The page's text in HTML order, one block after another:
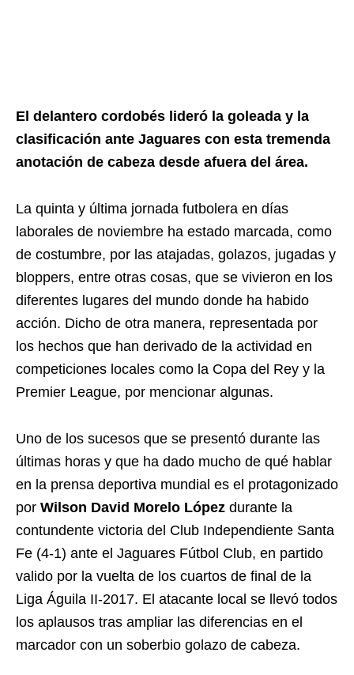
El delantero cordobés lideró la goleada y la
clasificación ante Jaguares con esta tremenda
anotación de cabeza desde afuera del área.
La quinta y última jornada futbolera en días
laborales de noviembre ha estado marcada, como
de costumbre, por las atajadas, golazos, jugadas y
bloppers, entre otras cosas, que se vivieron en los
diferentes lugares del mundo donde ha habido
acción. Dicho de otra manera, representada por
los hechos que han derivado de la actividad en
competiciones locales como la Copa del Rey y la
Premier League, por mencionar algunas.
Uno de los sucesos que se presentó durante las
últimas horas y que ha dado mucho de qué hablar
en la prensa deportiva mundial es el protagonizado
por Wilson David Morelo López durante la
contundente victoria del Club Independiente Santa
Fe (4-1) ante el Jaguares Fútbol Club, en partido
valido por la vuelta de los cuartos de final de la
Liga Águila II-2017. El atacante local se llevó todos
los aplausos tras ampliar las diferencias en el
marcador con un soberbio golazo de cabeza.